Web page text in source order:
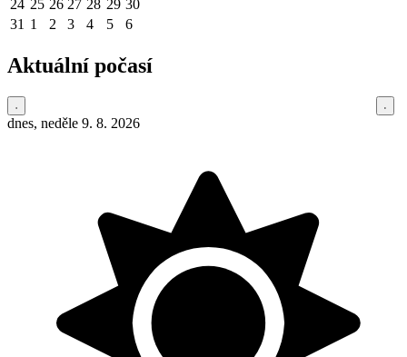
24 25 26 27 28 29 30
31 1 2 3 4 5 6
Aktuální počasí
dnes, neděle 9. 8. 2026